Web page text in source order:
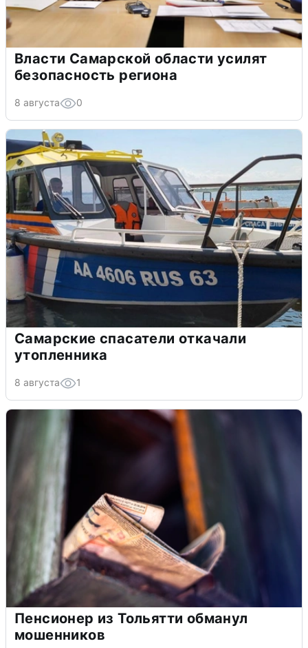
Власти Самарской области усилят
безопасность региона
8 августа 0
Самарские спасатели откачали
утопленника
8 августа 1
Пенсионер из Тольятти обманул
мошенников